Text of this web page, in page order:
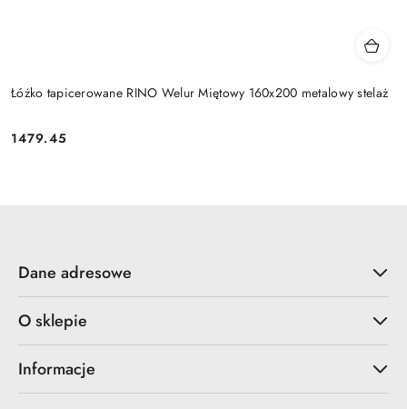
Łóżko tapicerowane RINO Welur Miętowy 160x200 metalowy stelaż
Cena:
1479.45
Dane adresowe
O sklepie
Informacje